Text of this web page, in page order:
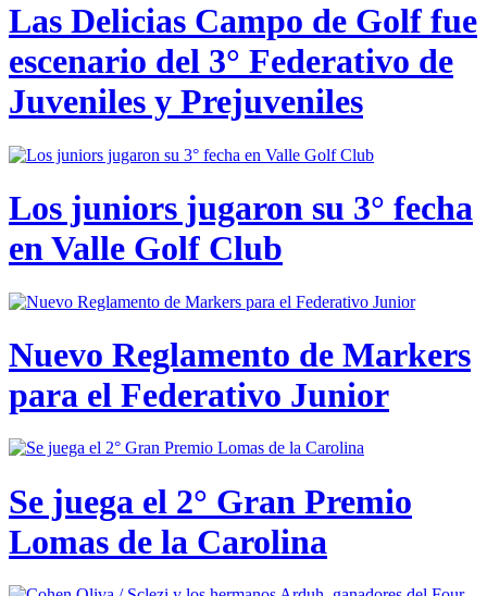
Las Delicias Campo de Golf fue
escenario del 3° Federativo de
Juveniles y Prejuveniles
Los juniors jugaron su 3° fecha
en Valle Golf Club
Nuevo Reglamento de Markers
para el Federativo Junior
Se juega el 2° Gran Premio
Lomas de la Carolina